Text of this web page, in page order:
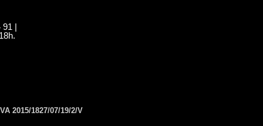
91 |
2015/1827/07/19/2/V